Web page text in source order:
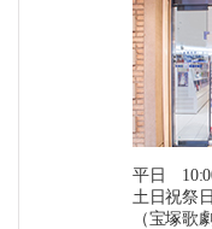
平日
土日祝祭
（宝塚歌